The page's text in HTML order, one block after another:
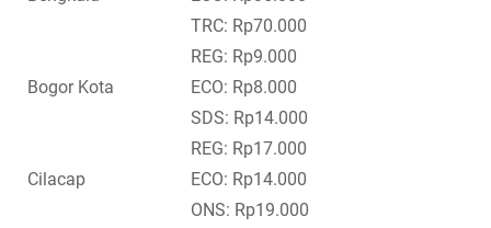
TRC: Rp70.000
Bogor Kota
REG: Rp9.000
ECO: Rp8.000
SDS: Rp14.000
Cilacap
REG: Rp17.000
ECO: Rp14.000
ONS: Rp19.000